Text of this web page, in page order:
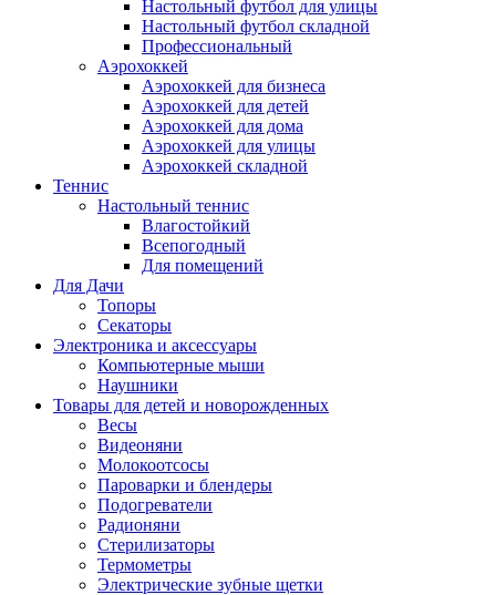
Настольный футбол для улицы
Настольный футбол складной
Профессиональный
Аэрохоккей
Аэрохоккей для бизнеса
Аэрохоккей для детей
Аэрохоккей для дома
Аэрохоккей для улицы
Аэрохоккей складной
Теннис
Настольный теннис
Влагостойкий
Всепогодный
Для помещений
Для Дачи
Топоры
Секаторы
Электроника и аксессуары
Компьютерные мыши
Наушники
Товары для детей и новорожденных
Весы
Видеоняни
Молокоотсосы
Пароварки и блендеры
Подогреватели
Радионяни
Стерилизаторы
Термометры
Электрические зубные щетки